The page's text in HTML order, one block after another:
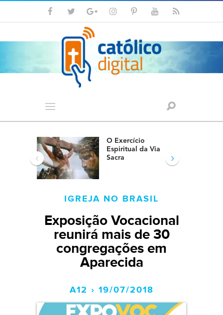
O Exercício
Espiritual da Via
Sacra
‹ ›
IGREJA NO BRASIL
Exposição Vocacional
reunirá mais de 30
congregações em
Aparecida
A12 › 19/07/2018